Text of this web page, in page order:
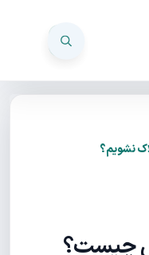
نشویم؟
چیست؟